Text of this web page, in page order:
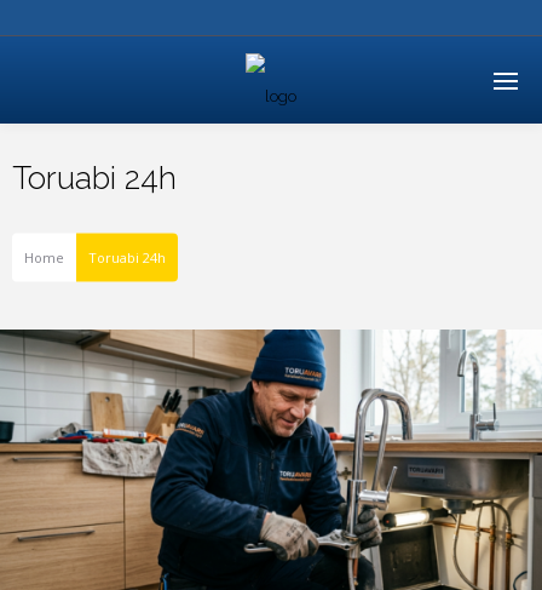
Toruabi 24h
Home Toruabi 24h